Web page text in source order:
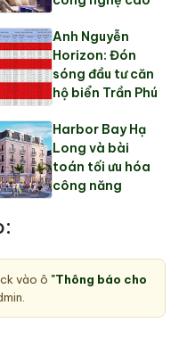
Anh Nguyễn
Horizon: Đón
sóng đầu tư căn
hộ biển Trần Phú
Harbor Bay Hạ
Long và bài
toán tối ưu hóa
công năng
vào ô "Thông báo cho